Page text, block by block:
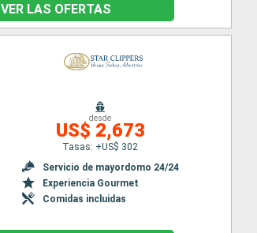
VER LAS OFERTAS
desde
US$ 2,673
Tasas: +US$ 302
Servicio de mayordomo 24/24
Experiencia Gourmet
Comidas incluidas